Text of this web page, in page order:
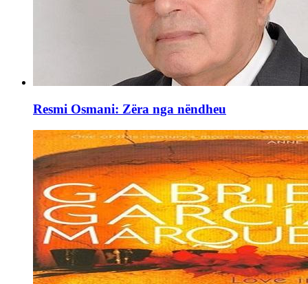
Resmi Osmani: Zëra nga nëndheu